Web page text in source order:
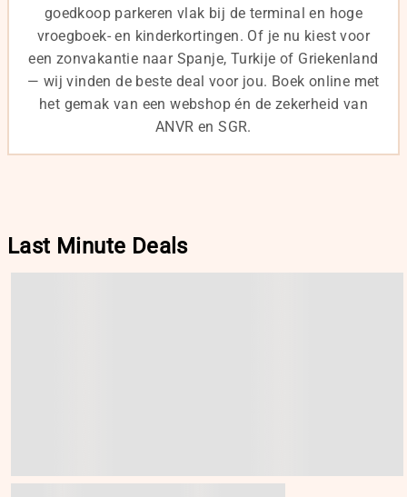
goedkoop parkeren vlak bij de terminal en hoge
vroegboek- en kinderkortingen. Of je nu kiest voor
een zonvakantie naar Spanje, Turkije of Griekenland
— wij vinden de beste deal voor jou. Boek online met
het gemak van een webshop én de zekerheid van
ANVR en SGR.
Last Minute Deals